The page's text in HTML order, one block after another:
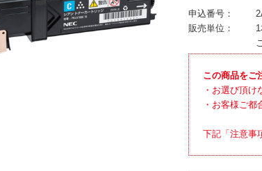
申込番号：
販売単位：
この商品をご
・お選び頂け
・お客様ご
下記「注意事